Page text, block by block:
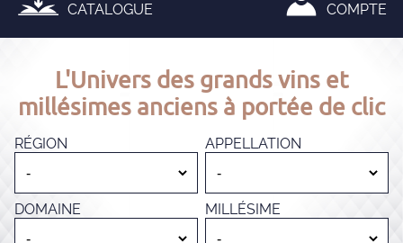
CATALOGUE
COMPTE
L'Univers des grands vins et
millésimes anciens à portée de clic
RÉGION APPELLATION
DOMAINE MILLÉSIME